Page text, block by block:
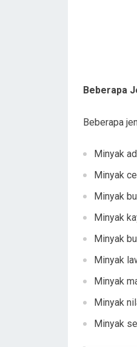
Beberapa
Beberapa
Minyak
Minyak
Minyak
Minyak
Minyak
Minyak
Minyak
Minyak
Minyak